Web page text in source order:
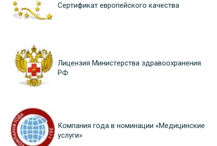
Сертификат европейского качества
Лицензия Министерства здравоохранения
РФ
Компания года в номинации «Медицинские
услуги»